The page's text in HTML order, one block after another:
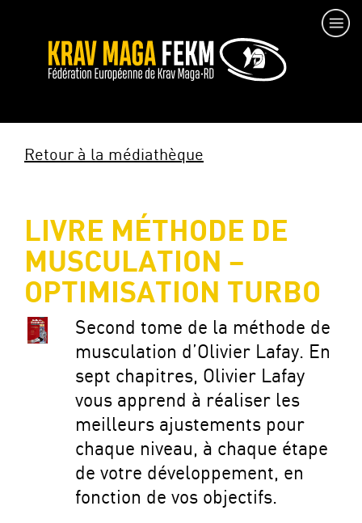
Retour à la médiathèque
LIVRE MÉTHODE DE
MUSCULATION –
OPTIMISATION TURBO
Second tome de la méthode de
musculation d’Olivier Lafay. En
sept chapitres, Olivier Lafay
vous apprend à réaliser les
meilleurs ajustements pour
chaque niveau, à chaque étape
de votre développement, en
fonction de vos objectifs.